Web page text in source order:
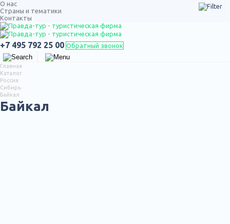
О нас
Страны и тематики
Контакты
ТУРЫ ПО РОССИИ
+7 495 792 25 00 Обратный звонок
Главная
Каталог
Россия
Сибирь
Байкал
Байкал